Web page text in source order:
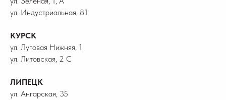
ул. Индустриальная, 81
КУРСК
ул. Луговая Нижняя, 1
ул. Литовская, 2 С
ЛИПЕЦК
ул. Ангарская, 35